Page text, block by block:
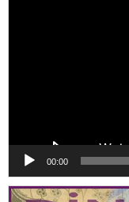
00:00